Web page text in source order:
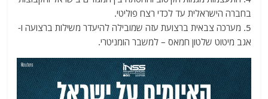
בחברה הישראלית עד לכדי רצח פוליטי.
5. מערכה צבאית ברצועת עזה שמובילה להיעדר משילות ברצועה ו-
אגב מיטוט שלטון חמאס – למשבר הומניטרי.